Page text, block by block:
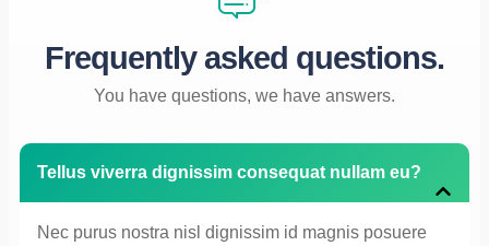
Frequently asked questions.
You have questions, we have answers.
Tellus viverra dignissim consequat nullam eu?
Nec purus nostra nisl dignissim id magnis posuere